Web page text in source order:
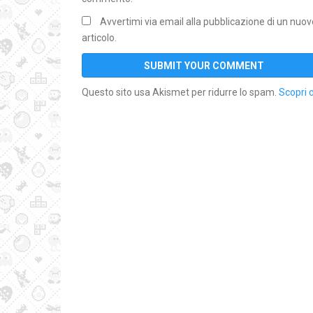
Avvertimi via email alla pubblicazione di un
articolo.
Questo sito usa Akismet per ridurre lo spam. Scopri